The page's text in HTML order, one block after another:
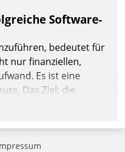
Software-
bedeutet für
nur finanziellen,
Es ist eine
Das Ziel: die
Damit
einige Grundregeln